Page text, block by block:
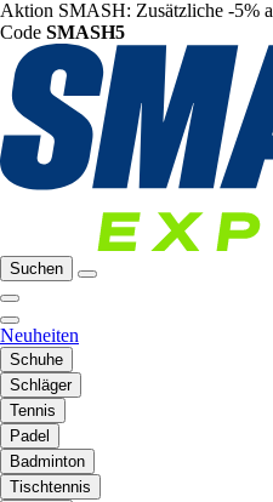
Aktion SMASH: Zusätzliche -5%
Code SMASH5
Suchen
Neuheiten
Schuhe
Schläger
Tennis
Padel
Badminton
Tischtennis